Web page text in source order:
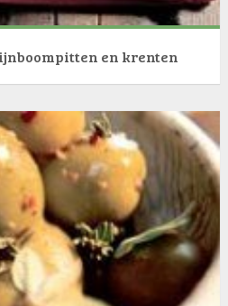
en krenten